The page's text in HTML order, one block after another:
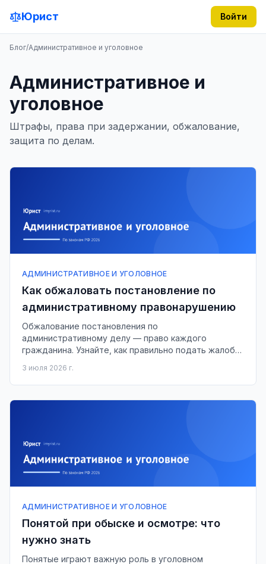
Юрист Войти
Блог/Административное и уголовное
Административное и
уголовное
Штрафы, права при задержании, обжалование,
защита по делам.
АДМИНИСТРАТИВНОЕ И УГОЛОВНОЕ
Как обжаловать постановление по
административному правонарушению
Обжалование постановления по
административному делу — право каждого
гражданина. Узнайте, как правильно подать жалобу
3 июля 2026 г.
АДМИНИСТРАТИВНОЕ И УГОЛОВНОЕ
Понятой при обыске и осмотре: что
нужно знать
Понятые играют важную роль в уголовном